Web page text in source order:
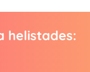
helistades: